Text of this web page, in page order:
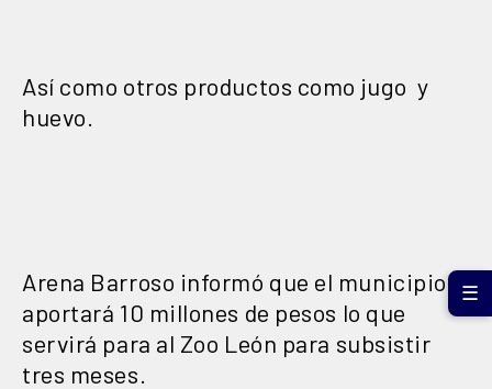
Así como otros productos como jugo y
huevo.
Arena Barroso informó que el municipio
aportará 10 millones de pesos lo que
servirá para al Zoo León para subsistir
tres meses.
☰